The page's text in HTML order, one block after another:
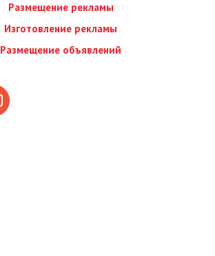
Размещение рекламы
Изготовление рекламы
Размещение объявлений